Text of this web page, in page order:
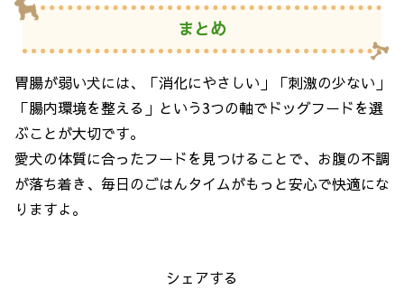
まとめ
胃腸が弱い犬には、「消化にやさしい」「刺激の少ない」
「腸内環境を整える」という3つの軸でドッグフードを選
ぶことが大切です。
愛犬の体質に合ったフードを見つけることで、お腹の不調
が落ち着き、毎日のごはんタイムがもっと安心で快適にな
りますよ。
シェアする